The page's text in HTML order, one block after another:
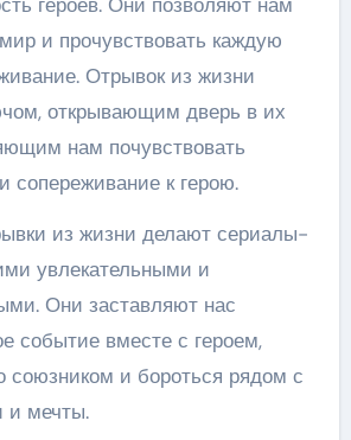
и прочувствовать каждую
Отрывок из жизни
открывающим дверь в их
нам почувствовать
сопереживание к герою.
из жизни делают сериалы-
увлекательными и
Они заставляют нас
событие вместе с героем,
союзником и бороться рядом с
и мечты.